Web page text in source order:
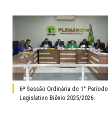
6ª Sessão Ordinária do 1° Período
Legislativo Biênio 2025/2026.